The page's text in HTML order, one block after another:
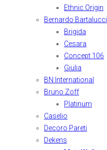
Ethnic Origin
Bernardo Bartalucci
Brigida
Cesara
Concept 106
Giulia
BN International
Bruno Zoff
Platinum
Caselio
Decoro Pareti
Dekens